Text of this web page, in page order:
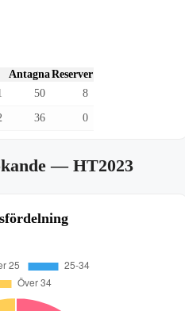
AntagnaReserver
50 8
36 0
— HT2023